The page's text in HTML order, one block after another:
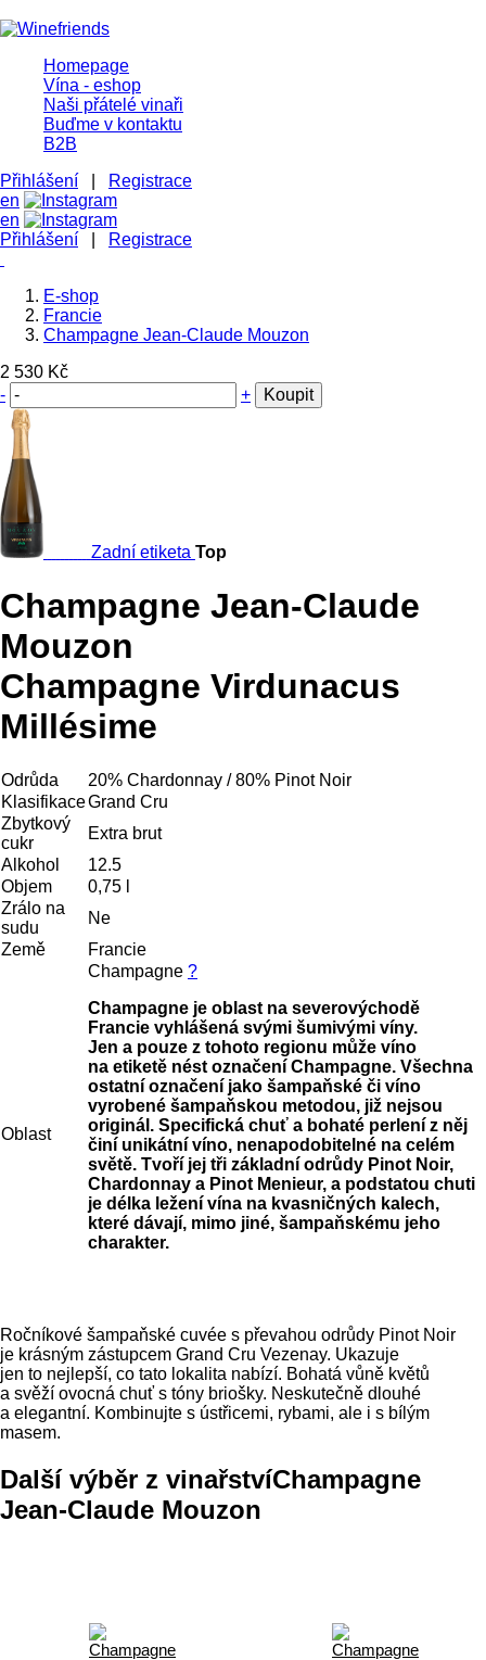
Homepage
Vína - eshop
Naši přátelé vinaři
Buďme v kontaktu
B2B
Přihlášení
Registrace
en
en
Přihlášení
Registrace
E-shop
Francie
Champagne Jean-Claude Mouzon
2 530 Kč
-
+ Koupit
Zadní etiketa Top
Champagne Jean-Claude
Mouzon
Champagne Virdunacus
Millésime
Odrůda
20% Chardonnay / 80% Pinot Noir
KlasifikaceGrand Cru
Zbytkový
cukr
Extra brut
Alkohol
12.5
Objem
0,75 l
Zrálo na
sudu
Ne
Země
Francie
Oblast
Champagne ?
Champagne je oblast na severovýchodě
Francie vyhlášená svými šumivými víny.
Jen a pouze z tohoto regionu může víno
na etiketě nést označení Champagne. Všechna
ostatní označení jako šampaňské či víno
vyrobené šampaňskou metodou, již nejsou
originál. Specifická chuť a bohaté perlení z něj
činí unikátní víno, nenapodobitelné na celém
světě. Tvoří jej tři základní odrůdy Pinot Noir,
Chardonnay a Pinot Menieur, a podstatou chuti
je délka ležení vína na kvasničných kalech,
které dávají, mimo jiné, šampaňskému jeho
charakter.
Ročníkové šampaňské cuvée s převahou odrůdy Pinot Noir
je krásným zástupcem Grand Cru Vezenay. Ukazuje
jen to nejlepší, co tato lokalita nabízí. Bohatá vůně květů
a svěží ovocná chuť s tóny briošky. Neskutečně dlouhé
a elegantní. Kombinujte s ústřicemi, rybami, ale i s bílým
masem.
Další výběr z vinařstvíChampagne
Jean-Claude Mouzon